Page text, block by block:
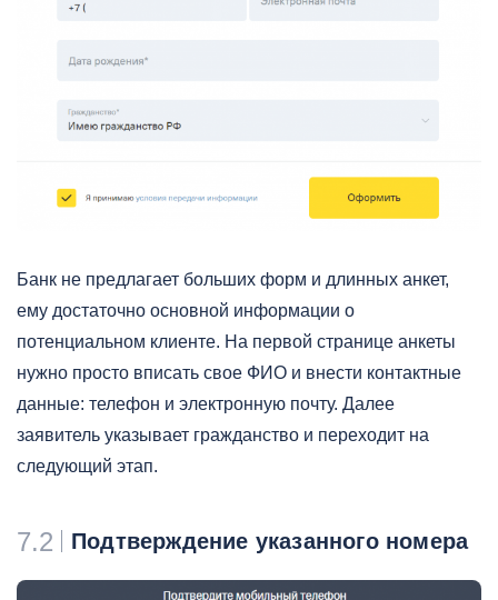
Банк не предлагает больших форм и длинных анкет,
ему достаточно основной информации о
потенциальном клиенте. На первой странице анкеты
нужно просто вписать свое ФИО и внести контактные
данные: телефон и электронную почту. Далее
заявитель указывает гражданство и переходит на
следующий этап.
7.2 Подтверждение указанного номера